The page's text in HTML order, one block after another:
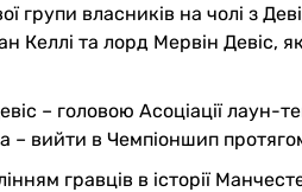
групи власників на чолі з
Келлі та лорд Мервін Девіс,
– головою Асоціації лаун-
– вийти в Чемпіоншип
гравців в історії